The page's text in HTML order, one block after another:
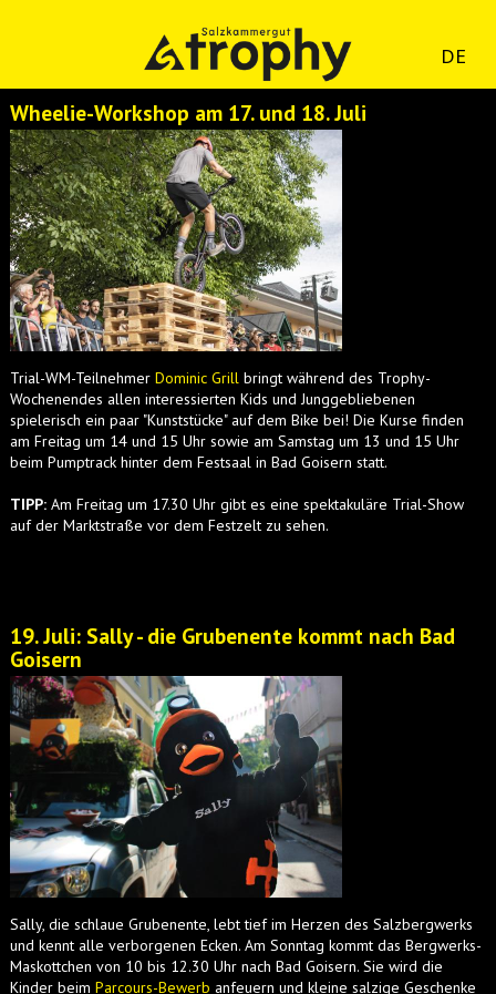
DE
Wheelie-Workshop am 17. und 18. Juli
Trial-WM-Teilnehmer Dominic Grill bringt während des Trophy-
Wochenendes allen interessierten Kids und Junggebliebenen
spielerisch ein paar "Kunststücke" auf dem Bike bei! Die Kurse finden
am Freitag um 14 und 15 Uhr sowie am Samstag um 13 und 15 Uhr
beim Pumptrack hinter dem Festsaal in Bad Goisern statt.
TIPP: Am Freitag um 17.30 Uhr gibt es eine spektakuläre Trial-Show
auf der Marktstraße vor dem Festzelt zu sehen.
19. Juli: Sally - die Grubenente kommt nach Bad
Goisern
Sally, die schlaue Grubenente, lebt tief im Herzen des Salzbergwerks
und kennt alle verborgenen Ecken. Am Sonntag kommt das Bergwerks-
Maskottchen von 10 bis 12.30 Uhr nach Bad Goisern. Sie wird die
Kinder beim Parcours-Bewerb anfeuern und kleine salzige Geschenke